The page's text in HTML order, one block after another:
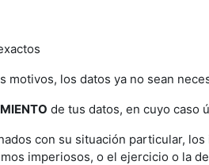
motivos, los datos ya no sean
de tus datos, en cuyo caso
con su situación particular,
imperiosos, o el ejercicio o la